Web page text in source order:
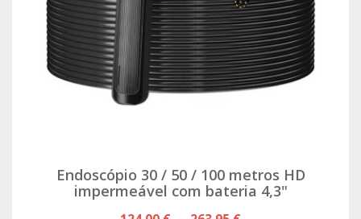
Endoscópio 30 / 50 / 100 metros HD
impermeável com bateria 4,3"